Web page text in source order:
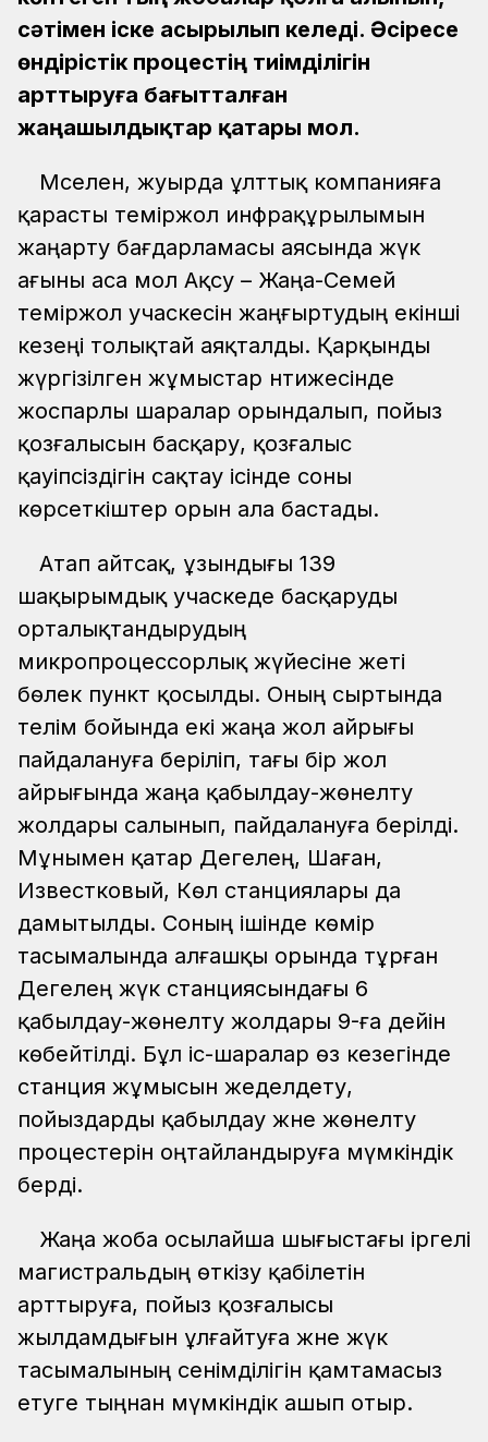
сәтімен іске асырылып келеді. Әсіресе
өндірістік процестің тиімділігін
арттыруға бағытталған
жаңашылдықтар қатары мол.
Мәселен, жуырда ұлттық компанияға
қарасты теміржол инфрақұрылымын
жаңарту бағдарламасы аясында жүк
ағыны аса мол Ақсу – Жаңа-Семей
теміржол учаскесін жаңғыртудың екінші
кезеңі толықтай аяқталды. Қарқынды
жүргізілген жұмыстар нәтижесінде
жоспарлы шаралар орындалып, пойыз
қозғалысын басқару, қозғалыс
қауіпсіздігін сақтау ісінде соны
көрсеткіштер орын ала бастады.
Атап айтсақ, ұзындығы 139
шақырымдық учаскеде басқаруды
орталықтандырудың
микропроцессорлық жүйесіне жеті
бөлек пункт қосылды. Оның сыртында
телім бойында екі жаңа жол айрығы
пайдалануға беріліп, тағы бір жол
айрығында жаңа қабылдау-жөнелту
жолдары салынып, пайдалануға берілді.
Мұнымен қатар Дегелең, Шаған,
Известковый, Көл станциялары да
дамытылды. Соның ішінде көмір
тасымалында алғашқы орында тұрған
Дегелең жүк станциясындағы 6
қабылдау-жөнелту жолдары 9-ға дейін
көбейтілді. Бұл іс-шаралар өз кезегінде
станция жұмысын жеделдету,
пойыздарды қабылдау және жөнелту
процестерін оңтайландыруға мүмкіндік
берді.
Жаңа жоба осылайша шығыстағы іргелі
магистральдың өткізу қабілетін
арттыруға, пойыз қозғалысы
жылдамдығын ұлғайтуға және жүк
тасымалының сенімділігін қамтамасыз
етуге тыңнан мүмкіндік ашып отыр.